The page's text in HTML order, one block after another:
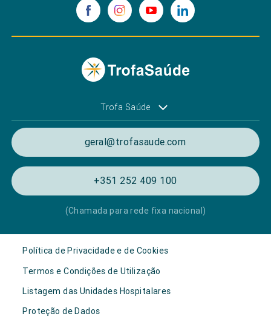
Trofa Saúde
geral@trofasaude.com
+351 252 409 100
(Chamada para rede fixa nacional)
Política de Privacidade e de Cookies
Termos e Condições de Utilização
Listagem das Unidades Hospitalares
Proteção de Dados